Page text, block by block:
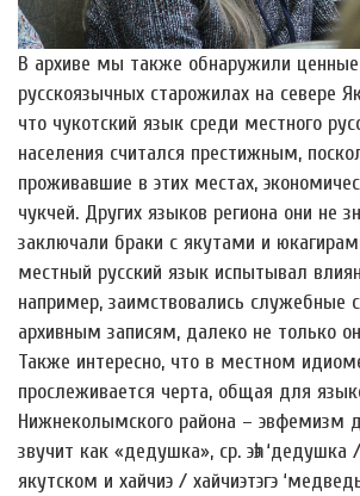
В архиве мы также обнаружили
русскоязычных старожилах на севере
что чукотский язык среди местного
населения считался престижным,
проживавшие в этих местах,
чукчей. Других языков региона они не
заключали браки с якутами и
местный русский язык испытывал
например, заимствовались служебные
архивным записям, далеко не только
Также интересно, что в местном
прослеживается черта, общая для
Нижнеколымского района – эвфемизм
звучит как «дедушка», ср. эһэ
якутском и хайчиэ / хайчиэтэгэ